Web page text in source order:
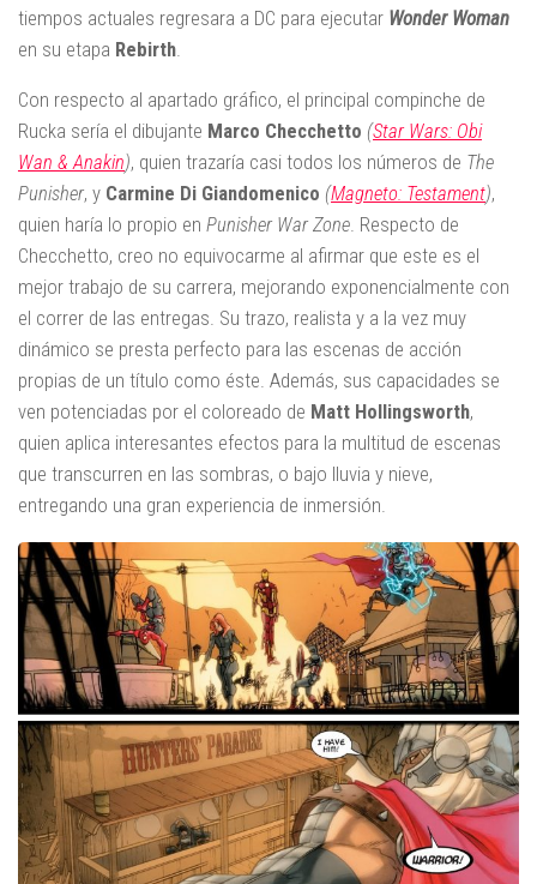
tiempos actuales regresara a DC para ejecutar Wonder Woman
en su etapa Rebirth
Con respecto al apartado gráfico, el principal compinche de
Rucka sería el dibujante Marco Checchetto (Star Wars: Obi
Wan & Anakin), quien trazaría casi todos los números de The
Punisher, y Carmine Di Giandomenico (Magneto: Testament),
quien haría lo propio en Punisher War Zone. Respecto de
Checchetto, creo no equivocarme al afirmar que este es el
mejor trabajo de su carrera, mejorando exponencialmente con
el correr de las entregas. Su trazo, realista y a la vez muy
dinámico se presta perfecto para las escenas de acción
propias de un título como éste. Además, sus capacidades se
ven potenciadas por el coloreado de Matt Hollingsworth,
quien aplica interesantes efectos para la multitud de escenas
que transcurren en las sombras, o bajo lluvia y nieve,
entregando una gran experiencia de inmersión.